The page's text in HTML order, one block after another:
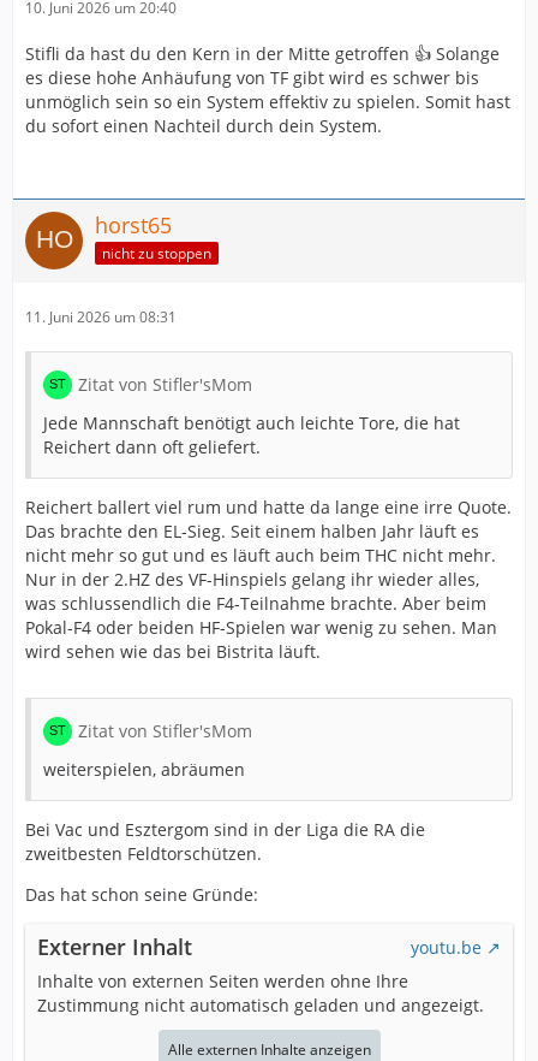
10. Juni 2026 um 20:40
Stifli da hast du den Kern in der Mitte getroffen 👍 Solange
es diese hohe Anhäufung von TF gibt wird es schwer bis
unmöglich sein so ein System effektiv zu spielen. Somit hast
du sofort einen Nachteil durch dein System.
horst65
nicht zu stoppen
11. Juni 2026 um 08:31
Zitat von Stifler'sMom
Jede Mannschaft benötigt auch leichte Tore, die hat
Reichert dann oft geliefert.
Reichert ballert viel rum und hatte da lange eine irre Quote.
Das brachte den EL-Sieg. Seit einem halben Jahr läuft es
nicht mehr so gut und es läuft auch beim THC nicht mehr.
Nur in der 2.HZ des VF-Hinspiels gelang ihr wieder alles,
was schlussendlich die F4-Teilnahme brachte. Aber beim
Pokal-F4 oder beiden HF-Spielen war wenig zu sehen. Man
wird sehen wie das bei Bistrita läuft.
Zitat von Stifler'sMom
weiterspielen, abräumen
Bei Vac und Esztergom sind in der Liga die RA die
zweitbesten Feldtorschützen.
Das hat schon seine Gründe:
Externer Inhalt
youtu.be
Inhalte von externen Seiten werden ohne Ihre
Zustimmung nicht automatisch geladen und angezeigt.
Alle externen Inhalte anzeigen